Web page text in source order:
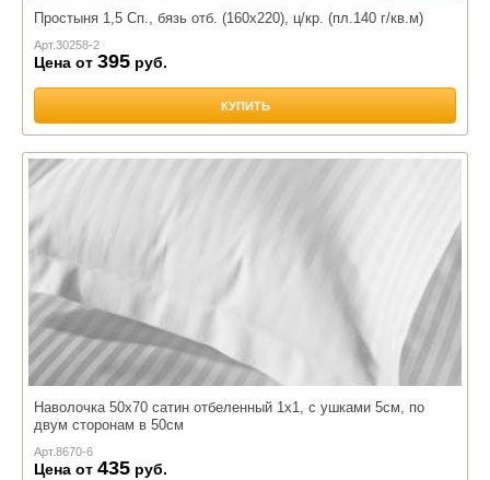
Простыня 1,5 Сп., бязь отб. (160х220), ц/кр. (пл.140 г/кв.м)
Арт.30258-2
Цена от 395 руб.
КУПИТЬ
Наволочка 50х70 сатин отбеленный 1х1, с ушками 5см, по
двум сторонам в 50см
Арт.8670-6
Цена от 435 руб.